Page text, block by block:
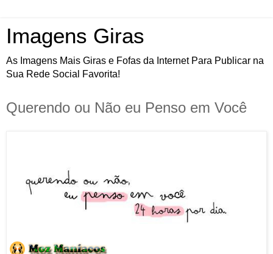
Imagens Giras
As Imagens Mais Giras e Fofas da Internet Para Publicar na
Sua Rede Social Favorita!
Querendo ou Não eu Penso em Você